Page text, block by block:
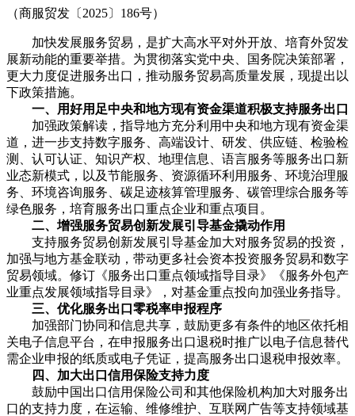
（商服贸发〔2025〕186号）
加快发展服务贸易，是扩大高水平对外开放、培育外贸发
展新动能的重要举措。为贯彻落实党中央、国务院决策部署，
更大力度促进服务出口，推动服务贸易高质量发展，现提出以
下政策措施。
一、用好用足中央和地方现有资金渠道积极支持服务出口
加强政策解读，指导地方充分利用中央和地方现有资金渠
道，进一步支持数字服务、高端设计、研发、供应链、检验检
测、认可认证、知识产权、地理信息、语言服务等服务出口新
业态新模式，以及节能服务、资源循环利用服务、环境治理服
务、环境咨询服务、碳足迹核算管理服务、碳管理综合服务等
绿色服务，培育服务出口重点企业和重点项目。
二、增强服务贸易创新发展引导基金撬动作用
支持服务贸易创新发展引导基金加大对服务贸易的投资，
加强与地方基金联动，带动更多社会资本投资服务贸易和数字
贸易领域。修订《服务出口重点领域指导目录》《服务外包产
业重点发展领域指导目录》，对基金重点投向加强业务指导。
三、优化服务出口零税率申报程序
加强部门协同和信息共享，鼓励更多有条件的地区依托相
关电子信息平台，在申报服务出口退税时推广以电子信息替代
需企业申报的纸质或电子凭证，提高服务出口退税申报效率。
四、加大出口信用保险支持力度
鼓励中国出口信用保险公司和其他保险机构加大对服务出
口的支持力度，在运输、维修维护、互联网广告等支持领域基